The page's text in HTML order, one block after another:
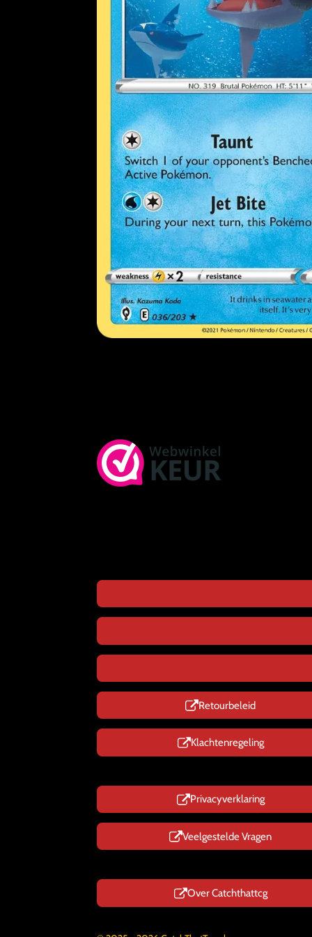
Retourbeleid
Klachtenregeling
Privacyverklaring
Veelgestelde Vragen
Over Catchthattcg